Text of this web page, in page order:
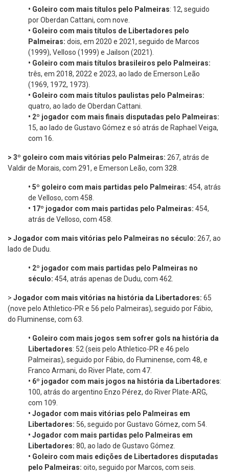
• Goleiro com mais títulos pelo Palmeiras: 12, seguido
por Oberdan Cattani, com nove.
• Goleiro com mais títulos de Libertadores pelo
Palmeiras: dois, em 2020 e 2021, seguido de Marcos
(1999), Velloso (1999) e Jailson (2021).
• Goleiro com mais títulos brasileiros pelo Palmeiras:
três, em 2018, 2022 e 2023, ao lado de Emerson Leão
(1969, 1972, 1973).
• Goleiro com mais títulos paulistas pelo Palmeiras:
quatro, ao lado de Oberdan Cattani.
• 2º jogador com mais finais disputadas pelo Palmeiras:
15, ao lado de Gustavo Gómez e só atrás de Raphael Veiga,
com 16.
> 3º goleiro com mais vitórias pelo Palmeiras: 267, atrás de
Valdir de Morais, com 291, e Emerson Leão, com 328.
• 5º goleiro com mais partidas pelo Palmeiras: 454, atrás
de Velloso, com 458.
• 17º jogador com mais partidas pelo Palmeiras: 454,
atrás de Velloso, com 458.
> Jogador com mais vitórias pelo Palmeiras no século: 267, ao
lado de Dudu.
• 2º jogador com mais partidas pelo Palmeiras no
século: 454, atrás apenas de Dudu, com 462.
> Jogador com mais vitórias na história da Libertadores: 65
(nove pelo Athletico-PR e 56 pelo Palmeiras), seguido por Fábio,
do Fluminense, com 63.
• Goleiro com mais jogos sem sofrer gols na história da
Libertadores: 52 (seis pelo Athletico-PR e 46 pelo
Palmeiras), seguido por Fábio, do Fluminense, com 48, e
Franco Armani, do River Plate, com 47.
• 6º jogador com mais jogos na história da Libertadores:
100, atrás do argentino Enzo Pérez, do River Plate-ARG,
com 109.
• Jogador com mais vitórias pelo Palmeiras em
Libertadores: 56, seguido por Gustavo Gómez, com 54.
• Jogador com mais partidas pelo Palmeiras em
Libertadores: 80, ao lado de Gustavo Gómez.
• Goleiro com mais edições de Libertadores disputadas
pelo Palmeiras: oito, seguido por Marcos, com seis.